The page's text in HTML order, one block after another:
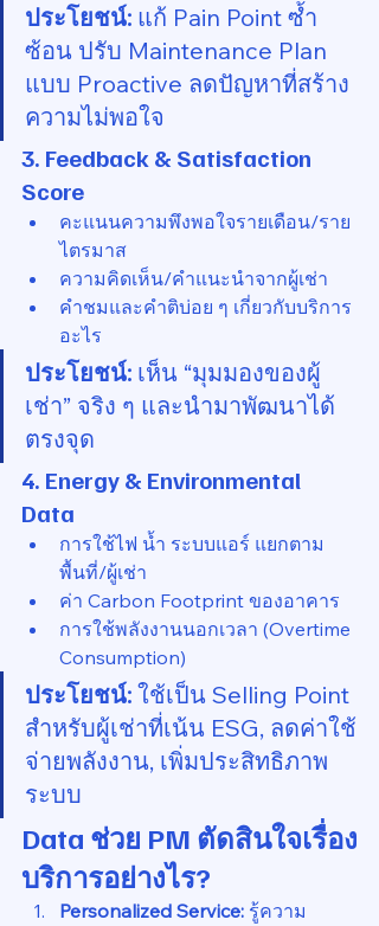
ประโยชน์: แก้ Pain Point ซ้ำ
ซ้อน ปรับ Maintenance Plan
แบบ Proactive ลดปัญหาที่สร้าง
ความไม่พอใจ
3. Feedback & Satisfaction
Score
คะแนนความพึงพอใจรายเดือน/ราย
ไตรมาส
ความคิดเห็น/คำแนะนำจากผู้เช่า
คำชมและคำติบ่อย ๆ เกี่ยวกับบริการ
อะไร
ประโยชน์: เห็น “มุมมองของผู้
เช่า” จริง ๆ และนำมาพัฒนาได้
ตรงจุด
4. Energy & Environmental
Data
การใช้ไฟ น้ำ ระบบแอร์ แยกตาม
พื้นที่/ผู้เช่า
ค่า Carbon Footprint ของอาคาร
การใช้พลังงานนอกเวลา (Overtime
Consumption)
ประโยชน์: ใช้เป็น Selling Point
สำหรับผู้เช่าที่เน้น ESG, ลดค่าใช้
จ่ายพลังงาน, เพิ่มประสิทธิภาพ
ระบบ
Data ช่วย PM ตัดสินใจเรื่อง
บริการอย่างไร?
Personalized Service: รู้ความ